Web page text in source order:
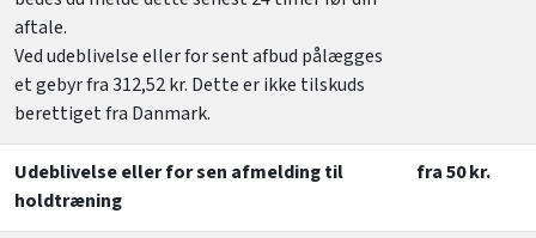
aftale.
Ved udeblivelse eller for sent afbud pålægges
et gebyr fra 312,52 kr. Dette er ikke tilskuds
berettiget fra Danmark.
Udeblivelse eller for sen afmelding til
holdtræning
fra 50 kr.